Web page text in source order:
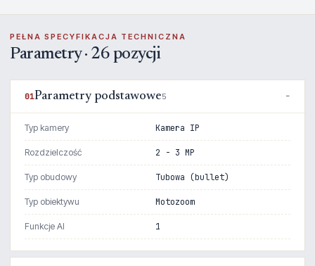
PEŁNA SPECYFIKACJA TECHNICZNA
Parametry · 26 pozycji
01Parametry podstawowe5
Typ kamery Kamera IP
Rozdzielczość 2 - 3 MP
Typ obudowy Tubowa (bullet)
Typ obiektywu Motozoom
Funkcje AI 1